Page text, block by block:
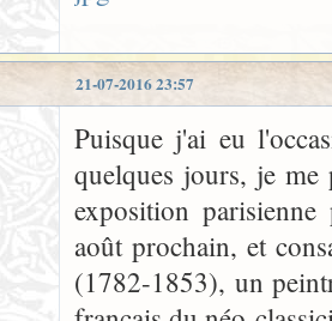
21-07-2016 23:57
Puisque j'ai eu
quelques jours, je
exposition
août prochain, et
(1782-1853), un